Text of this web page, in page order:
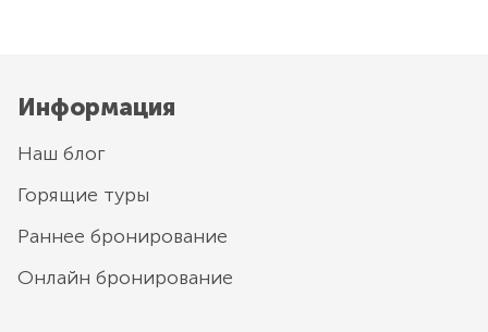
Информация
Наш блог
Горящие туры
Раннее бронирование
Онлайн бронирование